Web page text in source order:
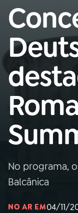
Buscar
na
Rádio
MEC
Início
01 INÍCIO
02A RÁDIO
04
05 PODCASTS
No programa,
Balcânica
NO AR EM04/11/